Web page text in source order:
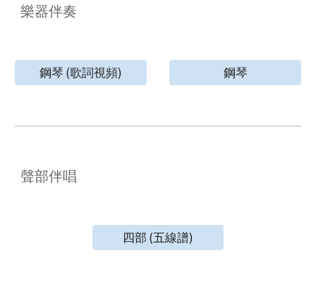
樂器伴奏
鋼琴 (歌詞視頻) 鋼琴
聲部伴唱
四部 (五線譜)